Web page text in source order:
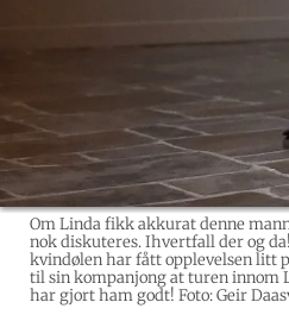
Om Linda fikk akkurat denne
nok diskuteres. Ihvertfall der og
kvindølen har fått opplevelsen litt
til sin kompanjong at turen innom
har gjort ham godt! Foto: Geir